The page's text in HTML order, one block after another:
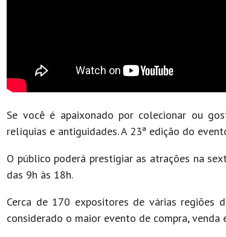
Se você é apaixonado por colecionar ou
relíquias e antiguidades. A 23ª edição do
O público poderá prestigiar as atrações na
das 9h às 18h.
Cerca de 170 expositores de várias regiões
considerado o maior evento de compra,